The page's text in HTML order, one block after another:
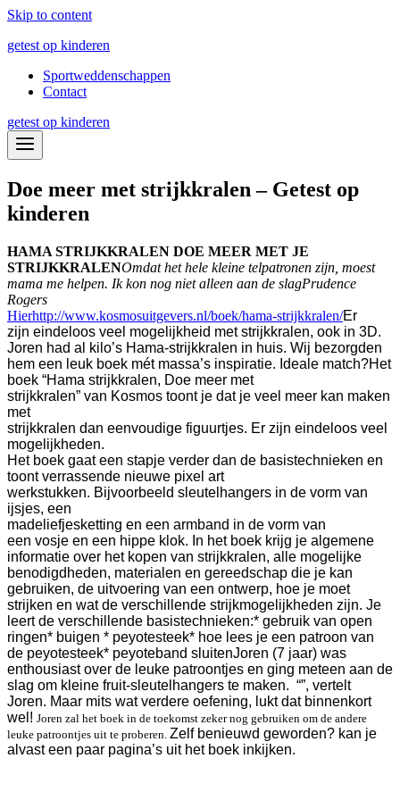
Skip to content
getest op kinderen
Sportweddenschappen
Contact
getest op kinderen
Doe meer met strijkkralen – Getest op
kinderen
HAMA STRIJKKRALEN DOE MEER MET JE
STRIJKKRALENOmdat het hele kleine telpatronen zijn, moest
mama me helpen. Ik kon nog niet alleen aan de slagPrudence
Rogers
Hierhttp://www.kosmosuitgevers.nl/boek/hama-strijkkralen/Er
zijn eindeloos veel mogelijkheid met strijkkralen, ook in 3D.
Joren had al kilo’s Hama-strijkkralen in huis. Wij bezorgden
hem een leuk boek mét massa’s inspiratie. Ideale match?Het
boek “Hama strijkkralen, Doe meer met
strijkkralen” van Kosmos toont je dat je veel meer kan maken
met
strijkkralen dan eenvoudige figuurtjes. Er zijn eindeloos veel
mogelijkheden.
Het boek gaat een stapje verder dan de basistechnieken en
toont verrassende nieuwe pixel art
werkstukken. Bijvoorbeeld sleutelhangers in de vorm van
ijsjes, een
madeliefjesketting en een armband in de vorm van
een vosje en een hippe klok. In het boek krijg je algemene
informatie over het kopen van strijkkralen, alle mogelijke
benodigdheden, materialen en gereedschap die je kan
gebruiken, de uitvoering van een ontwerp, hoe je moet
strijken en wat de verschillende strijkmogelijkheden zijn. Je
leert de verschillende basistechnieken:* gebruik van open
ringen* buigen * peyotesteek* hoe lees je een patroon van
de peyotesteek* peyoteband sluitenJoren (7 jaar) was
enthousiast over de leuke patroontjes en ging meteen aan de
slag om kleine fruit-sleutelhangers te maken. “”, vertelt
Joren. Maar mits wat verdere oefening, lukt dat binnenkort
wel! Joren zal het boek in de toekomst zeker nog gebruiken om de andere
leuke patroontjes uit te proberen. Zelf benieuwd geworden? kan je
alvast een paar pagina’s uit het boek inkijken.